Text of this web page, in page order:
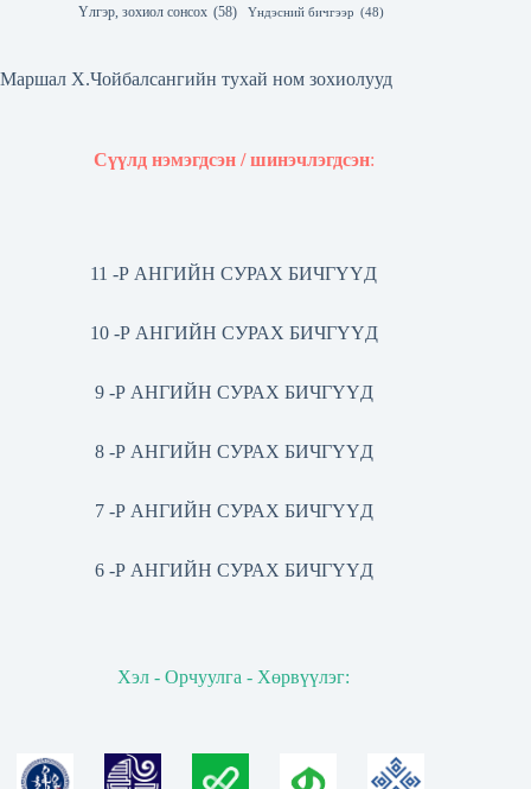
Үлгэр, зохиол сонсох (58) Үндэсний бичгээр (48)
Маршал Х.Чойбалсангийн тухай ном зохиолууд
Сүүлд нэмэгдсэн / шинэчлэгдсэн:
11 -Р АНГИЙН СУРАХ БИЧГҮҮД
10 -Р АНГИЙН СУРАХ БИЧГҮҮД
9 -Р АНГИЙН СУРАХ БИЧГҮҮД
8 -Р АНГИЙН СУРАХ БИЧГҮҮД
7 -Р АНГИЙН СУРАХ БИЧГҮҮД
6 -Р АНГИЙН СУРАХ БИЧГҮҮД
Хэл - Орчуулга - Хөрвүүлэг: